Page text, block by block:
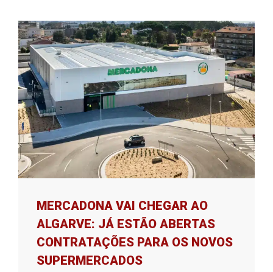
MERCADONA VAI CHEGAR AO
ALGARVE: JÁ ESTÃO ABERTAS
CONTRATAÇÕES PARA OS NOVOS
SUPERMERCADOS